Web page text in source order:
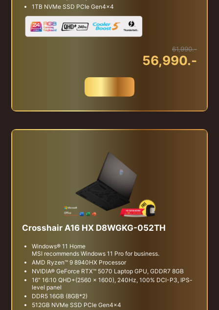
1TB NVMe SSD PCIe Gen4x4
61,990.-
56,990.-
Crosshair A16 HX D8WGKG-052TH
Windows® 11 Home
MSI recommends Windows 11 Pro for business.
AMD Ryzen™ 9 8940HX Processor
NVIDIA® GeForce RTX™ 5070 Laptop GPU, GDDR7 8GB
16" 16:10 QHD+(2560 x 1600), 240Hz, 100% DCI-P3, IPS-
level panel
DDR5 16GB (8GB*2)
512GB NVMe SSD PCIe Gen4x4